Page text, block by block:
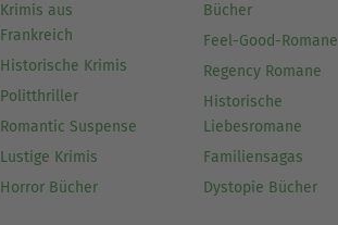
Krimis aus
Frankreich
Historische Krimis
Politthriller
Romantic Suspense
Lustige Krimis
Horror Bücher
Bücher
Feel-Good-Romane
Regency Romane
Historische
Liebesromane
Familiensagas
Dystopie Bücher